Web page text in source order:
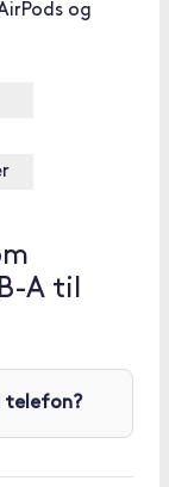
og
A til
telefon?